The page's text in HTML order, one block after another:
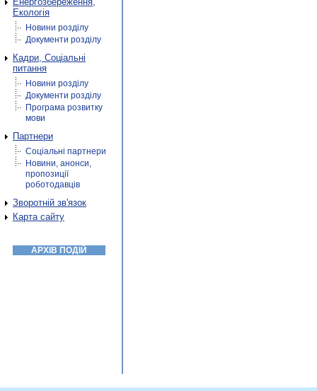
Екологія
Новини розділу
Документи розділу
Кадри, Соціальні
питання
Новини розділу
Документи розділу
Програма розвитку
мови
Партнери
Соціальні партнери
Новини, анонси,
пропозиції
роботодавців
Зворотній зв'язок
Карта сайту
АРХІВ ПОДІЙ